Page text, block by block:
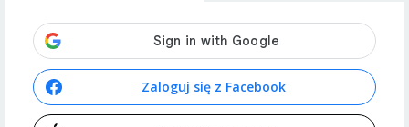
Zaloguj się z Facebook